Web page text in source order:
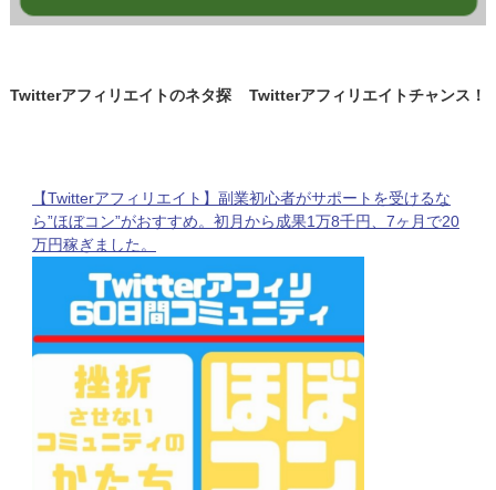
Twitterアフィリエイトのネタ探
Twitterアフィリエイトチャンス！
【Twitterアフィリエイト】副業初心者がサポートを受けるな
ら”ほぼコン”がおすすめ。初月から成果1万8千円、7ヶ月で20
万円稼ぎました。